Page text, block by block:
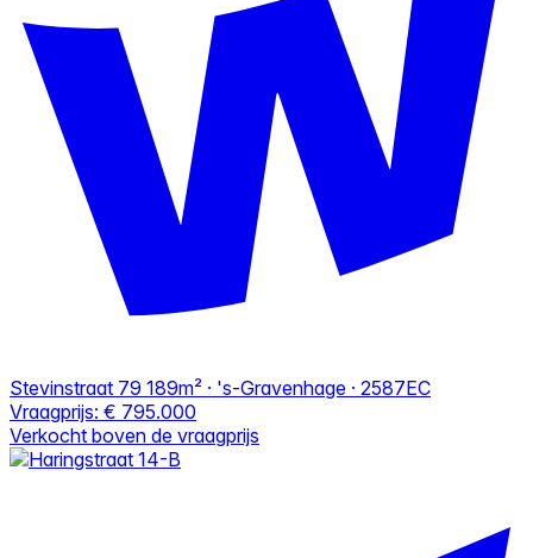
Stevinstraat 79 189m² · 's-Gravenhage · 2587EC
Vraagprijs: € 795.000
Verkocht boven de vraagprijs